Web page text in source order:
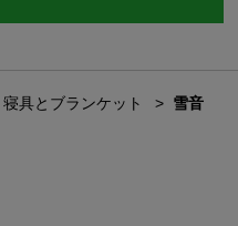
寝具とブランケット
雪音